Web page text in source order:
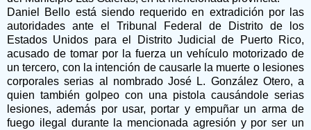
Daniel Bello está siendo requerido en extradición por las
autoridades ante el Tribunal Federal de Distrito de los
Estados Unidos para el Distrito Judicial de Puerto Rico,
acusado de tomar por la fuerza un vehículo motorizado de
un tercero, con la intención de causarle la muerte o lesiones
corporales serias al nombrado José L. González Otero, a
quien también golpeo con una pistola causándole serias
lesiones, además por usar, portar y empuñar un arma de
fuego ilegal durante la mencionada agresión y por ser un